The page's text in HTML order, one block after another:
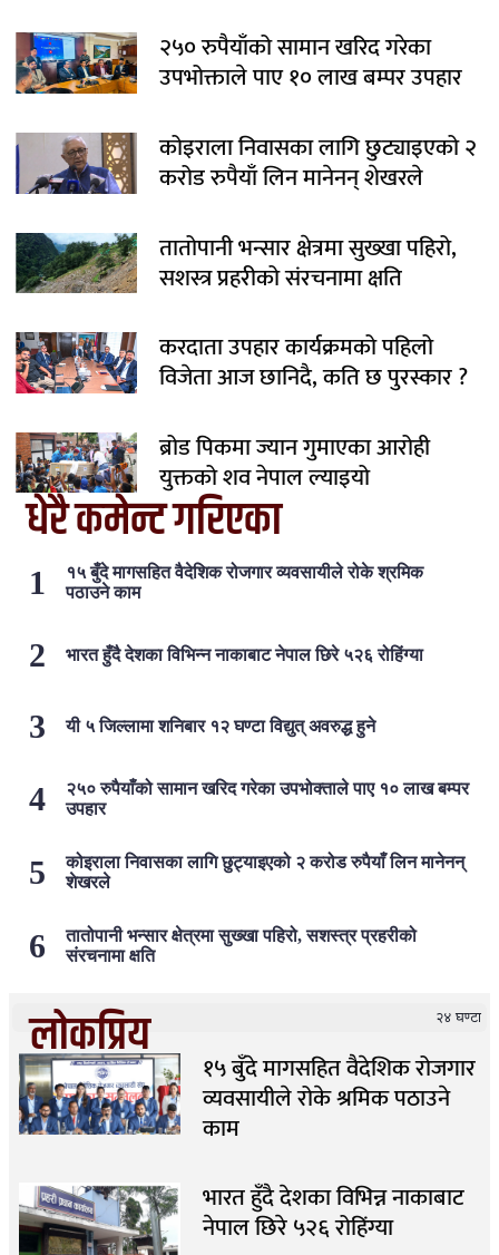
२५० रुपैयाँको सामान खरिद गरेका
उपभोक्ताले पाए १० लाख बम्पर उपहार
कोइराला निवासका लागि छुट्याइएको २
करोड रुपैयाँ लिन मानेनन् शेखरले
तातोपानी भन्सार क्षेत्रमा सुख्खा पहिरो,
सशस्त्र प्रहरीको संरचनामा क्षति
करदाता उपहार कार्यक्रमको पहिलो
विजेता आज छानिदै, कति छ पुरस्कार ?
ब्रोड पिकमा ज्यान गुमाएका आरोही
युक्तको शव नेपाल ल्याइयो
धेरै कमेन्ट गरिएका
१५ बुँदे मागसहित वैदेशिक रोजगार व्यवसायीले रोके श्रमिक
पठाउने काम
भारत हुँदै देशका विभिन्न नाकाबाट नेपाल छिरे ५२६ रोहिंग्या
यी ५ जिल्लामा शनिबार १२ घण्टा विद्युत् अवरुद्ध हुने
२५० रुपैयाँको सामान खरिद गरेका उपभोक्ताले पाए १० लाख बम्पर
उपहार
कोइराला निवासका लागि छुट्याइएको २ करोड रुपैयाँ लिन मानेनन्
शेखरले
तातोपानी भन्सार क्षेत्रमा सुख्खा पहिरो, सशस्त्र प्रहरीको
संरचनामा क्षति
लोकप्रिय २४ घण्टा
१५ बुँदे मागसहित वैदेशिक रोजगार
व्यवसायीले रोके श्रमिक पठाउने
काम
भारत हुँदै देशका विभिन्न नाकाबाट
नेपाल छिरे ५२६ रोहिंग्या